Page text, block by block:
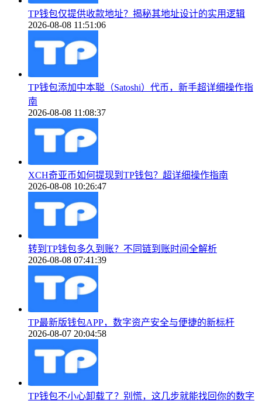
TP钱包仅提供收款地址？揭秘其地址设计的实用逻辑
2026-08-08 11:51:06
TP钱包添加中本聪（Satoshi）代币，新手超详细操作指
南
2026-08-08 11:08:37
XCH奇亚币如何提现到TP钱包？超详细操作指南
2026-08-08 10:26:47
转到TP钱包多久到账？不同链到账时间全解析
2026-08-08 07:41:39
TP最新版钱包APP，数字资产安全与便捷的新标杆
2026-08-07 20:04:58
TP钱包不小心卸载了？别慌，这几步就能找回你的数字